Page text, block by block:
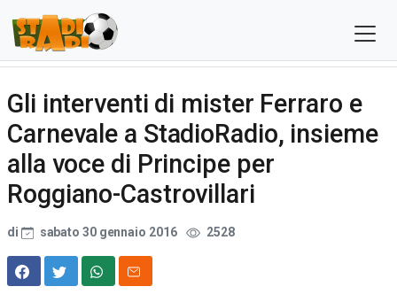
Gli interventi di mister Ferraro e
Carnevale a StadioRadio, insieme
alla voce di Principe per
Roggiano-Castrovillari
di sabato 30 gennaio 2016 2528